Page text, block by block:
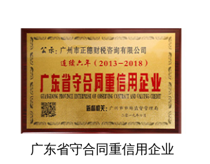
广东省守合同重信用企业